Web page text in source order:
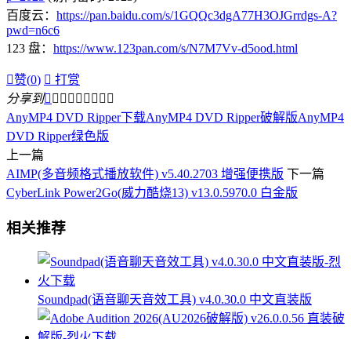
百度云： https://pan.baidu.com/s/1GQQc3dgA77H3OJGrrdgs-A?
pwd=n6c6
123 盘： https://www.123pan.com/s/N7M7Vv-d5ood.html
赞(0)  打赏
分享到        
AnyMP4 DVD Ripper下载AnyMP4 DVD Ripper破解版AnyMP4
DVD Ripper绿色版
上一篇
AIMP(多音频格式播放软件) v5.40.2703 增强便携版 下一篇
CyberLink Power2Go(威力酷烧13) v13.0.5970.0 白金版
相关推荐
Soundpad(语音聊天音效工具) v4.0.30.0 中文直装版